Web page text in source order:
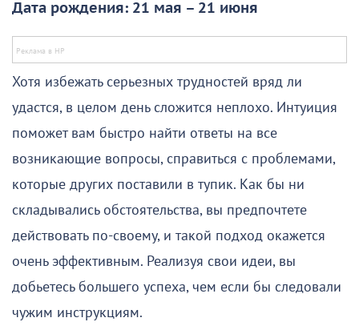
Дата рождения: 21 мая – 21 июня
Хотя избежать серьезных трудностей вряд ли
удастся, в целом день сложится неплохо. Интуиция
поможет вам быстро найти ответы на все
возникающие вопросы, справиться с проблемами,
которые других поставили в тупик. Как бы ни
складывались обстоятельства, вы предпочтете
действовать по-своему, и такой подход окажется
очень эффективным. Реализуя свои идеи, вы
добьетесь большего успеха, чем если бы следовали
чужим инструкциям.